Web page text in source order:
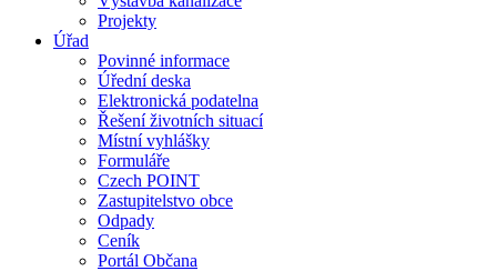
Projekty
Úřad
Povinné informace
Úřední deska
Elektronická podatelna
Řešení životních situací
Místní vyhlášky
Formuláře
Czech POINT
Zastupitelstvo obce
Odpady
Ceník
Portál Občana